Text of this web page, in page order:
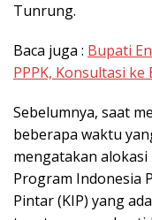
Tunrung.
Baca juga : Bupati
PPPK, Konsultasi
Sebelumnya, saat
beberapa waktu
mengatakan
Program Indonesia
Pintar (KIP) yang